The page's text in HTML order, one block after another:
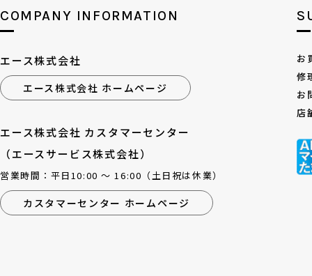
COMPANY INFORMATION
エース株式会社
エース株式会社 ホームページ
エース株式会社 カスタマーセンター
（エースサービス株式会社）
営業時間：平日10:00 ～ 16:00（土日祝は休業）
カスタマーセンター ホームページ
お
修
お
店